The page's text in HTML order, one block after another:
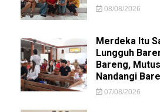
08/08/2026
Merdeka Itu
Lungguh
Bareng,
Nandangi
07/08/2026